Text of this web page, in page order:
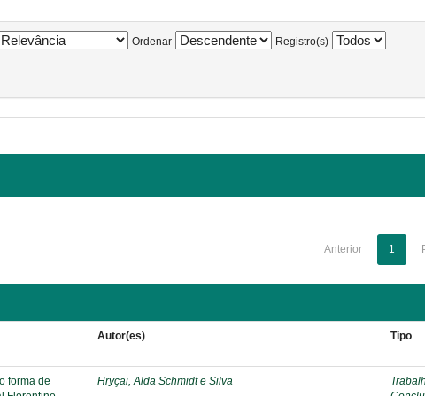
Ordenar Registro(s)
Anterior 1
Autor(es) Tipo
forma de
Hryçai, Alda Schmidt e Silva